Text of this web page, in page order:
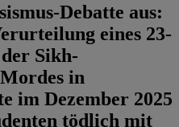
Debatte aus:
eines 23-
Sikh-
in
im Dezember 2025
tödlich mit